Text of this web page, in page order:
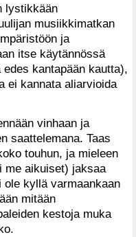
lystikkään
musiikkimatkan
ja
itse käytännössä
kantapään kautta),
ei kannata aliarvioida
vinhaan ja
saattelemana. Taas
touhun, ja mieleen
me aikuiset) jaksaa
kyllä varmaankaan
mitään
kestoja muka